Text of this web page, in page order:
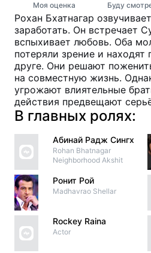
Моя оценка Буду
Рохан Бхатнагар
заработать. Он встречает
вспыхивает любовь. Оба
потеряли зрение и
друге. Они решают
на совместную жизнь.
угрожают влиятельные
действия предвещают
В главных ролях:
Абинай Радж Сингх
Rohan Bhatnagar
Neighborhood Akshit
Ронит Рой
Madhavrao Shellar
Rockey Raina
Actor